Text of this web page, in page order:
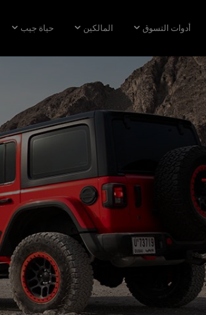
أدوات التسوق المالكين حياة جيب